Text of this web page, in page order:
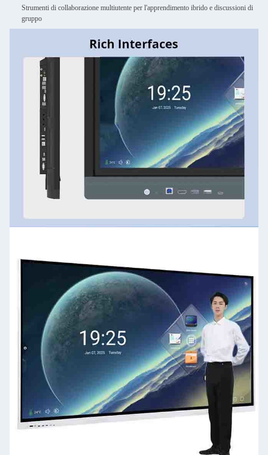
Strumenti di collaborazione multiutente per l'apprendimento ibrido e discussioni di
gruppo